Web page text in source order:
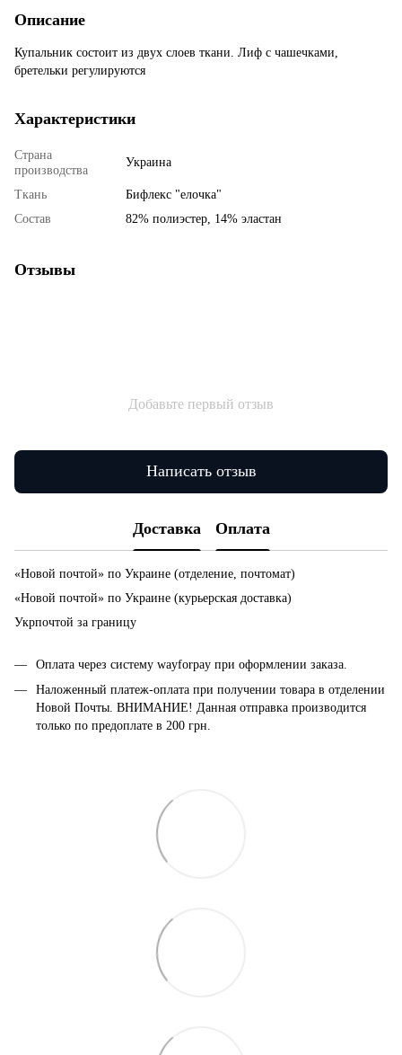
Описание
Купальник состоит из двух слоев ткани. Лиф с чашечками,
бретельки регулируются
Характеристики
Страна
производства
Украина
Ткань
Бифлекс "елочка"
Состав
82% полиэстер, 14% эластан
Отзывы
Добавьте первый отзыв
Написать отзыв
Доставка Оплата
«Новой почтой» по Украине (отделение, почтомат)
«Новой почтой» по Украине (курьерская доставка)
Укрпочтой за границу
Оплата через систему wayforpay при оформлении заказа.
Наложенный платеж-оплата при получении товара в отделении
Новой Почты. ВНИМАНИЕ! Данная отправка производится
только по предоплате в 200 грн.